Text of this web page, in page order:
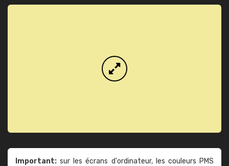
Important: sur les écrans d'ordinateur, les couleurs PMS